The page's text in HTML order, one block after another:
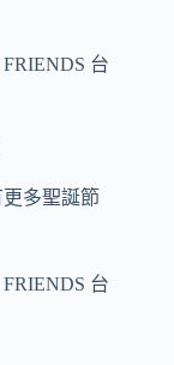
多聖誕節